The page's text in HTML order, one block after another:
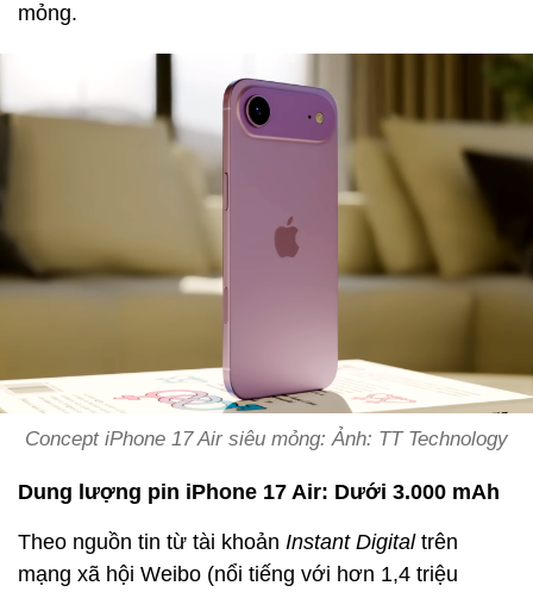
mỏng.
Concept iPhone 17 Air siêu mỏng: Ảnh: TT Technology
Dung lượng pin iPhone 17 Air: Dưới 3.000 mAh
Theo nguồn tin từ tài khoản Instant Digitaltrên
mạng xã hội Weibo (nổi tiếng với hơn 1,4 triệu